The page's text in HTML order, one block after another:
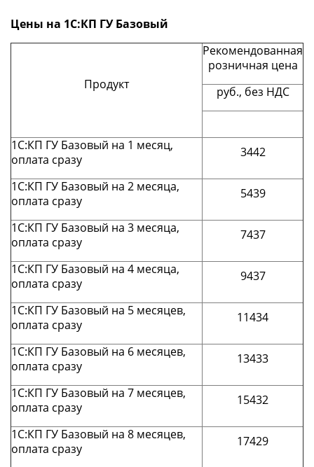
Цены на 1С:КП ГУ Базовый
Продукт
Рекомендованная
розничная цена
руб., без НДС
1С:КП ГУ Базовый на 1 месяц,
оплата сразу
3442
1С:КП ГУ Базовый на 2 месяца,
оплата сразу
5439
1С:КП ГУ Базовый на 3 месяца,
оплата сразу
7437
1С:КП ГУ Базовый на 4 месяца,
оплата сразу
9437
1С:КП ГУ Базовый на 5 месяцев,
оплата сразу
11434
1С:КП ГУ Базовый на 6 месяцев,
оплата сразу
13433
1С:КП ГУ Базовый на 7 месяцев,
оплата сразу
15432
1С:КП ГУ Базовый на 8 месяцев,
оплата сразу
17429